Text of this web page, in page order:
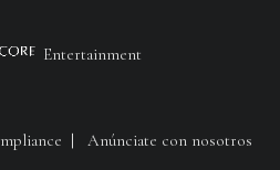
Entertainment
Anúnciate con nosotros